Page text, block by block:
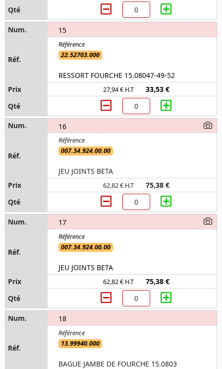
15
22.52703.000
RESSORT FOURCHE 15.08047-49-52
27,94 € H.T 33,53 €
16
007.34.924.00.00
JEU JOINTS BETA
62,82 € H.T 75,38 €
17
007.34.924.00.00
JEU JOINTS BETA
62,82 € H.T 75,38 €
18
13.99940.000
BAGUE JAMBE DE FOURCHE 15.0803